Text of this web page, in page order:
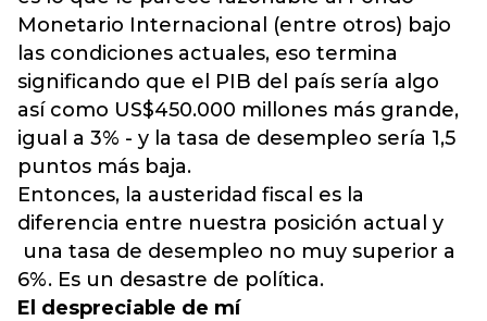
Monetario Internacional (entre otros) bajo
las condiciones actuales, eso termina
significando que el PIB del país sería algo
así como US$450.000 millones más grande,
igual a 3% - y la tasa de desempleo sería 1,5
puntos más baja.
Entonces, la austeridad fiscal es la
diferencia entre nuestra posición actual y
una tasa de desempleo no muy superior a
6%. Es un desastre de política.
El despreciable de mí